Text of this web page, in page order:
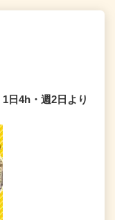
日4h・週2日より